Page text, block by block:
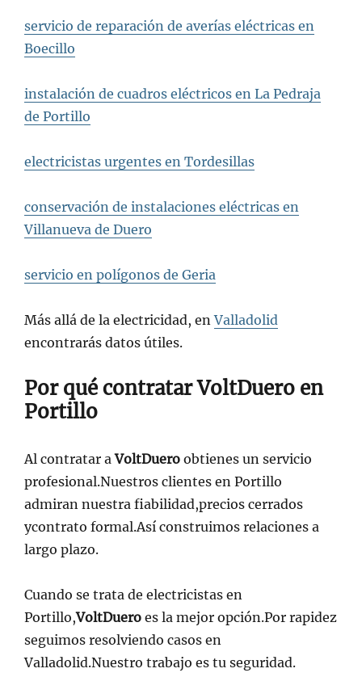
servicio de reparación de averías eléctricas en
Boecillo
instalación de cuadros eléctricos en La Pedraja
de Portillo
electricistas urgentes en Tordesillas
conservación de instalaciones eléctricas en
Villanueva de Duero
servicio en polígonos de Geria
Más allá de la electricidad, enValladolid
encontrarás datos útiles.
Por qué contratarVoltDuero en
Portillo
Al contratar aVoltDuero obtienes un servicio
profesional.Nuestros clientes en Portillo
admiran nuestra fiabilidad,precios cerrados
ycontrato formal.Así construimos relaciones a
largo plazo.
Cuando se trata de electricistas en
Portillo,VoltDuero es la mejor opción.Por rapidez
seguimos resolviendo casos en
Valladolid.Nuestro trabajo es tu seguridad.